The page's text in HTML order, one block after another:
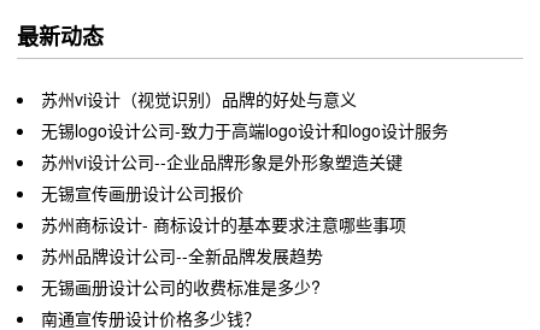
最新动态
苏州vi设计（视觉识别）品牌的好处与意义
无锡logo设计公司-致力于高端logo设计和logo设计服务
苏州vi设计公司--企业品牌形象是外形象塑造关键
无锡宣传画册设计公司报价
苏州商标设计- 商标设计的基本要求注意哪些事项
苏州品牌设计公司--全新品牌发展趋势
无锡画册设计公司的收费标准是多少?
南通宣传册设计价格多少钱？